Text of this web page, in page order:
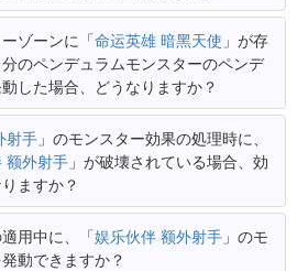
ゾーンに「命运英雄 暗黑天使 」が存
のペンデュラムモンスターのペンデ
した場合、どうなりますか？
射手 」のモンスター効果の処理時に、
额外射手 」が破壊されている場合、効
ますか？
適用中に、「娱乐伙伴 额外射手 」のモ
動できますか？